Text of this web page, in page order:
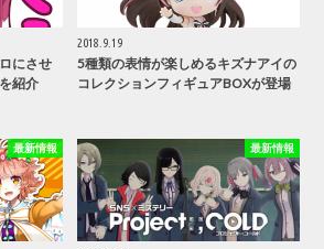
にさせ
紹介
2018.9.19
5種類の表情が楽しめるキズナアイの
コレクションフィギュアBOXが登場
最新情報 最新情報